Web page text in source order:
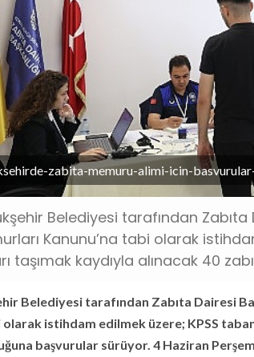
zabita-memuru-alimi-icin-
Belediyesi tarafından Zabıta
Kanunu’na tabi olarak
taşımak kaydıyla alınacak 40
Belediyesi tarafından Zabıta Dairesi
olarak istihdam edilmek üzere; KPSS
başvurular sürüyor. 4 Haziran